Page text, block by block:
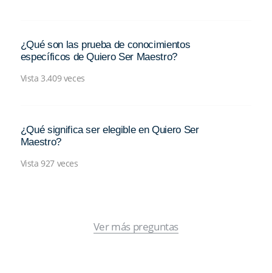
¿Qué son las prueba de conocimientos
específicos de Quiero Ser Maestro?
Vista 3.409 veces
¿Qué significa ser elegible en Quiero Ser
Maestro?
Vista 927 veces
Ver más preguntas